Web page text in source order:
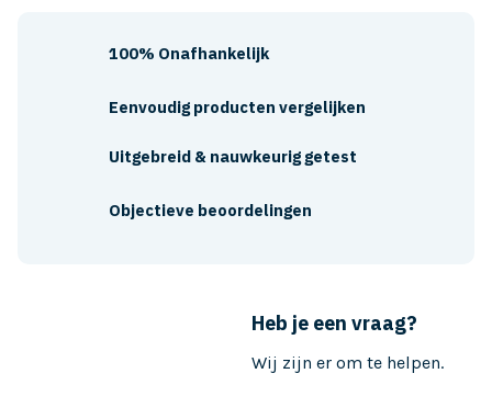
Heb je een vraag?
Wij zijn er om te helpen.
100% Onafhankelijk
Eenvoudig producten vergelijken
Uitgebreid & nauwkeurig getest
Objectieve beoordelingen